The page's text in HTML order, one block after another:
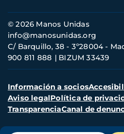
Información
de
contacto
© 2026 Manos Unidas
C/ Barquillo, 38 - 3º28004 -
900 811 888
BIZUM 33439
info@manosunidas.org
Menú
secundario
Información a socios
Aviso legalPolítica de
TransparenciaCanal de